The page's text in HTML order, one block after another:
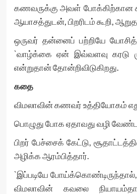
கணவருக்கு அவள் போக்கிற்கான
ஆயாசத்துடன், பிறரிடம் கூறி,
ஒருவர் தன்னைப் பற்றியே
`வாழ்க்கை ஏன் இவ்வளவு கரடு
என்றுதான் தோன்றிவிடுகிறது.
கதை
விமலாவின் கணவர் உத்தியோகம்
பொழுது போக ஏதாவது வழி
பிறர் பேச்சைக் கேட்டு,
அழிக்க ஆரம்பித்தார்.
`இப்படியே போய்க்கொண்டிருந்தால்,
விமலாவின் கவலை